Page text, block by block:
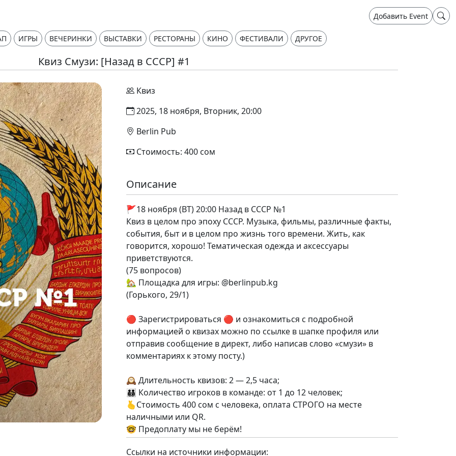
Добавить Event
ИГРЫ ВЕЧЕРИНКИ ВЫСТАВКИ РЕСТОРАНЫ КИНО ФЕСТИВАЛИ ДРУГОЕ
Квиз Смузи: [Назад в СССР] #1
Квиз
2025, 18 ноября, Вторник, 20:00
Berlin Pub
Стоимость: 400 сом
Описание
🚩18 ноября (ВТ) 20:00 Назад в СССР №1
Квиз в целом про эпоху СССР. Музыка, фильмы, различные факты,
события, быт и в целом про жизнь того времени. Жить, как
говорится, хорошо! Тематическая одежда и аксессуары
приветствуются.
(75 вопросов)
🏡 Площадка для игры: @berlinpub.kg
(Горького, 29/1)
🔴 Зарегистрироваться 🔴 и ознакомиться с подробной
информацией о квизах можно по ссылке в шапке профиля или
отправив сообщение в директ, либо написав слово «смузи» в
комментариях к этому посту.)
🕰️ Длительность квизов: 2 — 2,5 часа;
🧑‍🧑‍🧒‍🧒 Количество игроков в команде: от 1 до 12 человек;
🫰Стоимость 400 сом с человека, оплата СТРОГО на месте
наличными или QR.
🤓 Предоплату мы не берём!
Ссылки на источники информации: